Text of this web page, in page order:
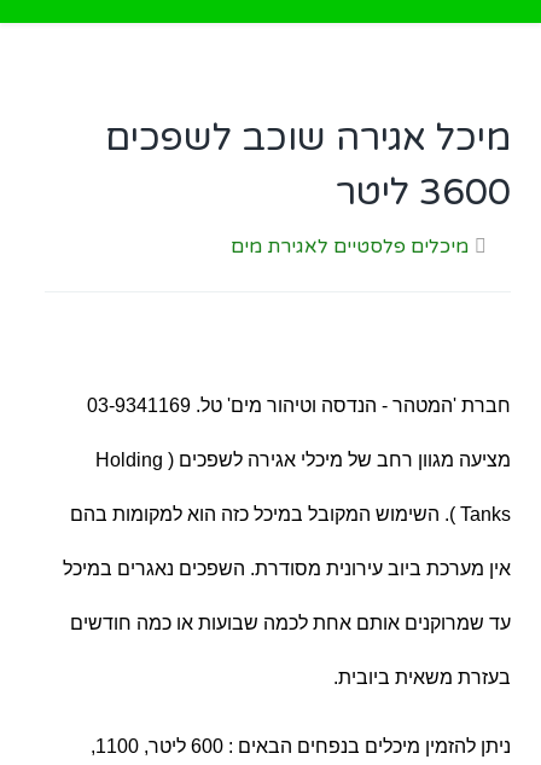
מיכל אגירה שוכב לשפכים
3600 ליטר
מיכלים פלסטיים לאגירת מים
חברת 'המטהר - הנדסה וטיהור מים' טל. 03-9341169
מציעה מגוון רחב של מיכלי אגירה לשפכים ( Holding
Tanks ). השימוש המקובל במיכל כזה הוא למקומות בהם
אין מערכת ביוב עירונית מסודרת. השפכים נאגרים במיכל
עד שמרוקנים אותם אחת לכמה שבועות או כמה חודשים
בעזרת משאית ביובית.
ניתן להזמין מיכלים בנפחים הבאים : 600 ליטר, 1100,